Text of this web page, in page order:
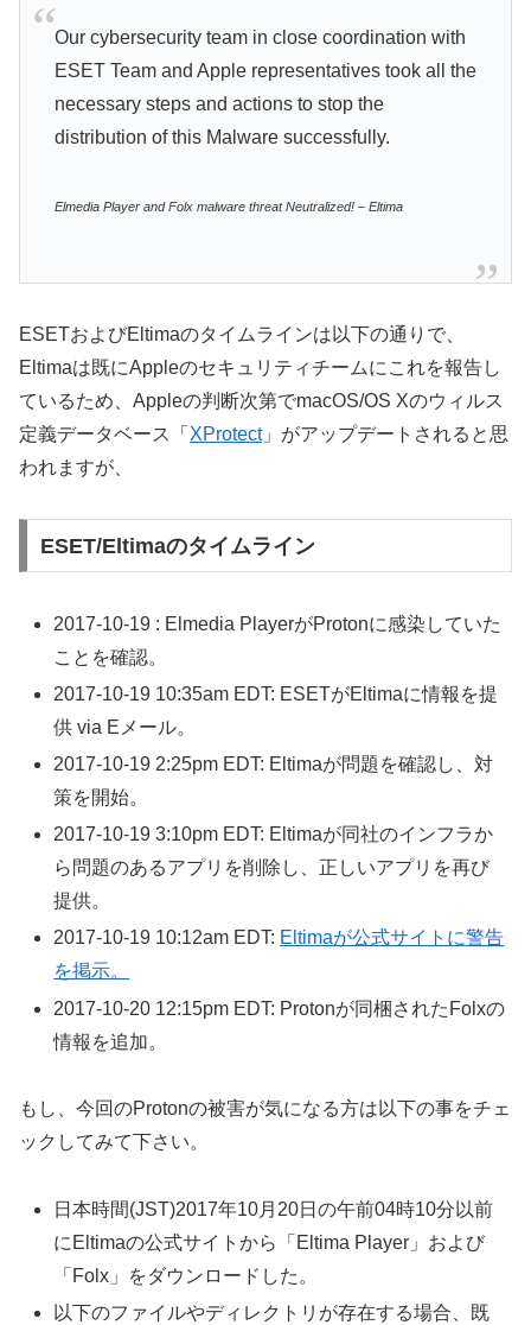
Our cybersecurity team in close coordination with
ESET Team and Apple representatives took all the
necessary steps and actions to stop the
distribution of this Malware successfully.
Elmedia Player and Folx malware threat Neutralized! – Eltima
ESETおよびEltimaのタイムラインは以下の通りで、
Eltimaは既にAppleのセキュリティチームにこれを報告し
ているため、Appleの判断次第でmacOS/OS Xのウィルス
定義データベース「 XProtect」がアップデートされると思
われますが、
ESET/Eltimaのタイムライン
2017-10-19 : Elmedia PlayerがProtonに感染していた
ことを確認。
2017-10-19 10:35am EDT: ESETがEltimaに情報を提
供 via Eメール。
2017-10-19 2:25pm EDT: Eltimaが問題を確認し、対
策を開始。
2017-10-19 3:10pm EDT: Eltimaが同社のインフラか
ら問題のあるアプリを削除し、正しいアプリを再び
提供。
2017-10-19 10:12am EDT: Eltimaが公式サイトに警告
を掲示。
2017-10-20 12:15pm EDT: Protonが同梱されたFolxの
情報を追加。
もし、今回のProtonの被害が気になる方は以下の事をチェ
ックしてみて下さい。
日本時間(JST)2017年10月20日の午前04時10分以前
にEltimaの公式サイトから「Eltima Player」および
「Folx」をダウンロードした。
以下のファイルやディレクトリが存在する場合、既